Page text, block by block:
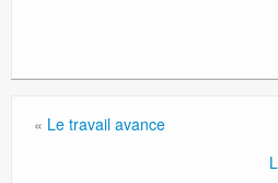
« Le travail avance